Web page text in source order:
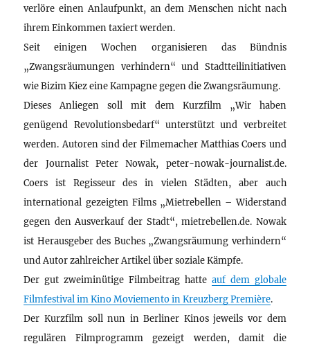
verlöre einen Anlaufpunkt, an dem Menschen nicht nach
ihrem Einkommen taxiert werden.
Seit einigen Wochen organisieren das Bündnis
„Zwangsräumungen verhindern“ und Stadtteilinitiativen
wie Bizim Kiez eine Kampagne gegen die Zwangsräumung.
Dieses Anliegen soll mit dem Kurzfilm „Wir haben
genügend Revolutionsbedarf“ unterstützt und verbreitet
werden. Autoren sind der Filmemacher Matthias Coers und
der Journalist Peter Nowak, peter-nowak-journalist.de.
Coers ist Regisseur des in vielen Städten, aber auch
international gezeigten Films „Mietrebellen – Widerstand
gegen den Ausverkauf der Stadt“, mietrebellen.de. Nowak
ist Herausgeber des Buches „Zwangsräumung verhindern“
und Autor zahlreicher Artikel über soziale Kämpfe.
Der gut zweiminütige Filmbeitrag hatte auf dem globale
Filmfestival im Kino Moviemento in Kreuzberg Première.
Der Kurzfilm soll nun in Berliner Kinos jeweils vor dem
regulären Filmprogramm gezeigt werden, damit die